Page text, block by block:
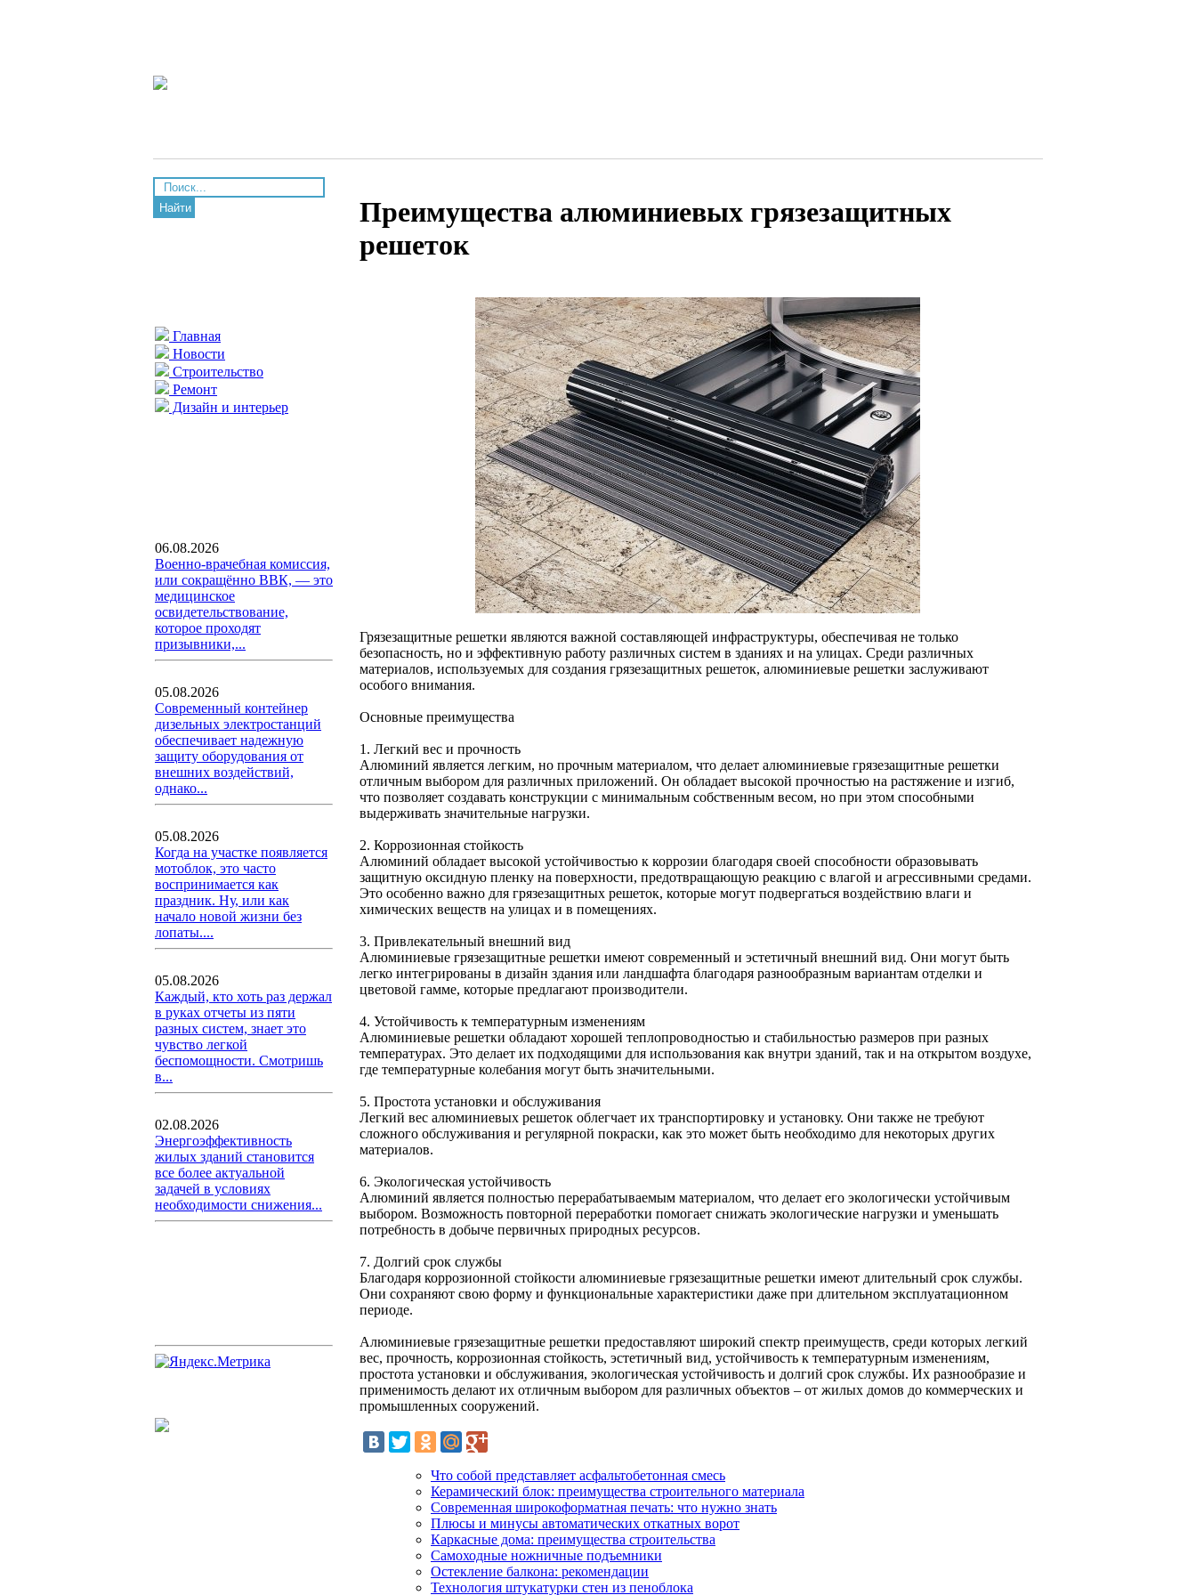
Найти
Главная
Новости
Строительство
Ремонт
Дизайн и интерьер
06.08.2026
Военно-врачебная комиссия,
или сокращённо ВВК, — это
медицинское
освидетельствование,
которое проходят
призывники,...
05.08.2026
Современный контейнер
дизельных электростанций
обеспечивает надежную
защиту оборудования от
внешних воздействий,
однако...
05.08.2026
Когда на участке появляется
мотоблок, это часто
воспринимается как
праздник. Ну, или как
начало новой жизни без
лопаты....
05.08.2026
Каждый, кто хоть раз держал
в руках отчеты из пяти
разных систем, знает это
чувство легкой
беспомощности. Смотришь
в...
02.08.2026
Энергоэффективность
жилых зданий становится
все более актуальной
задачей в условиях
необходимости снижения...
Преимущества алюминиевых грязезащитных
решеток
Грязезащитные решетки являются важной составляющей инфраструктуры, обеспечивая не только
безопасность, но и эффективную работу различных систем в зданиях и на улицах. Среди различных
материалов, используемых для создания грязезащитных решеток, алюминиевые решетки заслуживают
особого внимания.
Основные преимущества
1. Легкий вес и прочность
Алюминий является легким, но прочным материалом, что делает алюминиевые грязезащитные решетки
отличным выбором для различных приложений. Он обладает высокой прочностью на растяжение и изгиб,
что позволяет создавать конструкции с минимальным собственным весом, но при этом способными
выдерживать значительные нагрузки.
2. Коррозионная стойкость
Алюминий обладает высокой устойчивостью к коррозии благодаря своей способности образовывать
защитную оксидную пленку на поверхности, предотвращающую реакцию с влагой и агрессивными средами.
Это особенно важно для грязезащитных решеток, которые могут подвергаться воздействию влаги и
химических веществ на улицах и в помещениях.
3. Привлекательный внешний вид
Алюминиевые грязезащитные решетки имеют современный и эстетичный внешний вид. Они могут быть
легко интегрированы в дизайн здания или ландшафта благодаря разнообразным вариантам отделки и
цветовой гамме, которые предлагают производители.
4. Устойчивость к температурным изменениям
Алюминиевые решетки обладают хорошей теплопроводностью и стабильностью размеров при разных
температурах. Это делает их подходящими для использования как внутри зданий, так и на открытом воздухе,
где температурные колебания могут быть значительными.
5. Простота установки и обслуживания
Легкий вес алюминиевых решеток облегчает их транспортировку и установку. Они также не требуют
сложного обслуживания и регулярной покраски, как это может быть необходимо для некоторых других
материалов.
6. Экологическая устойчивость
Алюминий является полностью перерабатываемым материалом, что делает его экологически устойчивым
выбором. Возможность повторной переработки помогает снижать экологические нагрузки и уменьшать
потребность в добыче первичных природных ресурсов.
7. Долгий срок службы
Благодаря коррозионной стойкости алюминиевые грязезащитные решетки имеют длительный срок службы.
Они сохраняют свою форму и функциональные характеристики даже при длительном эксплуатационном
периоде.
Алюминиевые грязезащитные решетки предоставляют широкий спектр преимуществ, среди которых легкий
вес, прочность, коррозионная стойкость, эстетичный вид, устойчивость к температурным изменениям,
простота установки и обслуживания, экологическая устойчивость и долгий срок службы. Их разнообразие и
применимость делают их отличным выбором для различных объектов – от жилых домов до коммерческих и
промышленных сооружений.
Что собой представляет асфальтобетонная смесь
Керамический блок: преимущества строительного материала
Современная широкоформатная печать: что нужно знать
Плюсы и минусы автоматических откатных ворот
Каркасные дома: преимущества строительства
Самоходные ножничные подъемники
Остекление балкона: рекомендации
Технология штукатурки стен из пеноблока